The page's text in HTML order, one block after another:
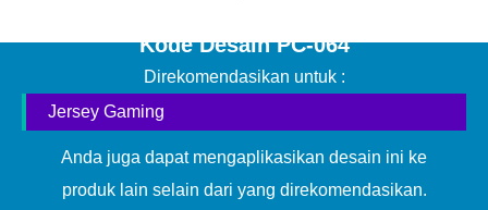
Kode Desain PC-064
Direkomendasikan untuk :
Jersey Gaming
Anda juga dapat mengaplikasikan desain ini ke
produk lain selain dari yang direkomendasikan.